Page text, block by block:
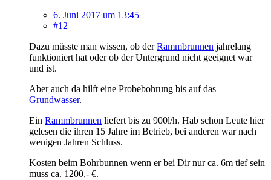
6. Juni 2017 um 13:45
#12
Dazu müsste man wissen, ob derRammbrunnen jahrelang
funktioniert hat oder ob der Untergrund nicht geeignet war
und ist.
Aber auch da hilft eine Probebohrung bis auf das
Grundwasser.
Ein Rammbrunnen liefert bis zu 900l/h. Hab schon Leute hier
gelesen die ihren 15 Jahre im Betrieb, bei anderen war nach
wenigen Jahren Schluss.
Kosten beim Bohrbunnen wenn er bei Dir nur ca. 6m tief sein
muss ca. 1200,- €.